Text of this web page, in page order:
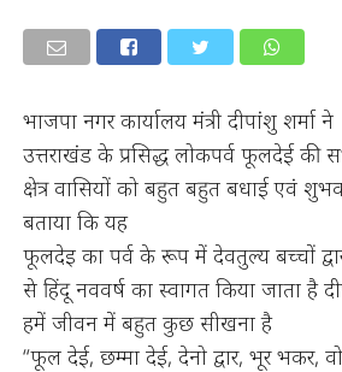
भाजपा नगर कार्यालय मंत्री दीपांशु शर्मा ने
उत्तराखंड के प्रसिद्ध लोकपर्व फूलदेई की
क्षेत्र वासियों को बहुत बहुत बधाई एवं
बताया कि यह
फूलदेइ का पर्व के रूप में देवतुल्य बच्चों
से हिंदू नववर्ष का स्वागत किया जाता है
हमें जीवन में बहुत कुछ सीखना है
“फूल देई, छम्मा देई, देनो द्वार, भूर भकर,